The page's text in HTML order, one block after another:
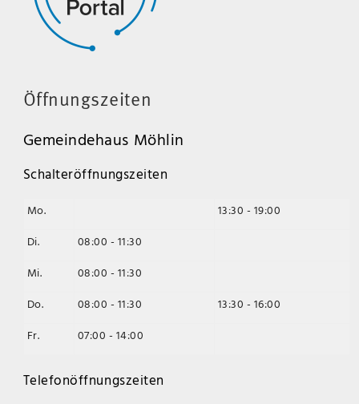
Öffnungszeiten
Gemeindehaus Möhlin
Schalteröffnungszeiten
Mo.
13:30 - 19:00
Di.
08:00 - 11:30
Mi.
08:00 - 11:30
Do.
08:00 - 11:30
13:30 - 16:00
Fr.
07:00 - 14:00
Telefonöffnungszeiten